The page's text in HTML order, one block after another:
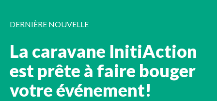
DERNIÈRE NOUVELLE
La caravane InitiAction
est prête à faire bouger
votre événement!